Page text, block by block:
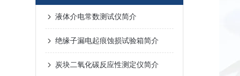
液体介电常数测试仪简介
绝缘子漏电起痕蚀损试验箱简介
炭块二氧化碳反应性测定仪简介